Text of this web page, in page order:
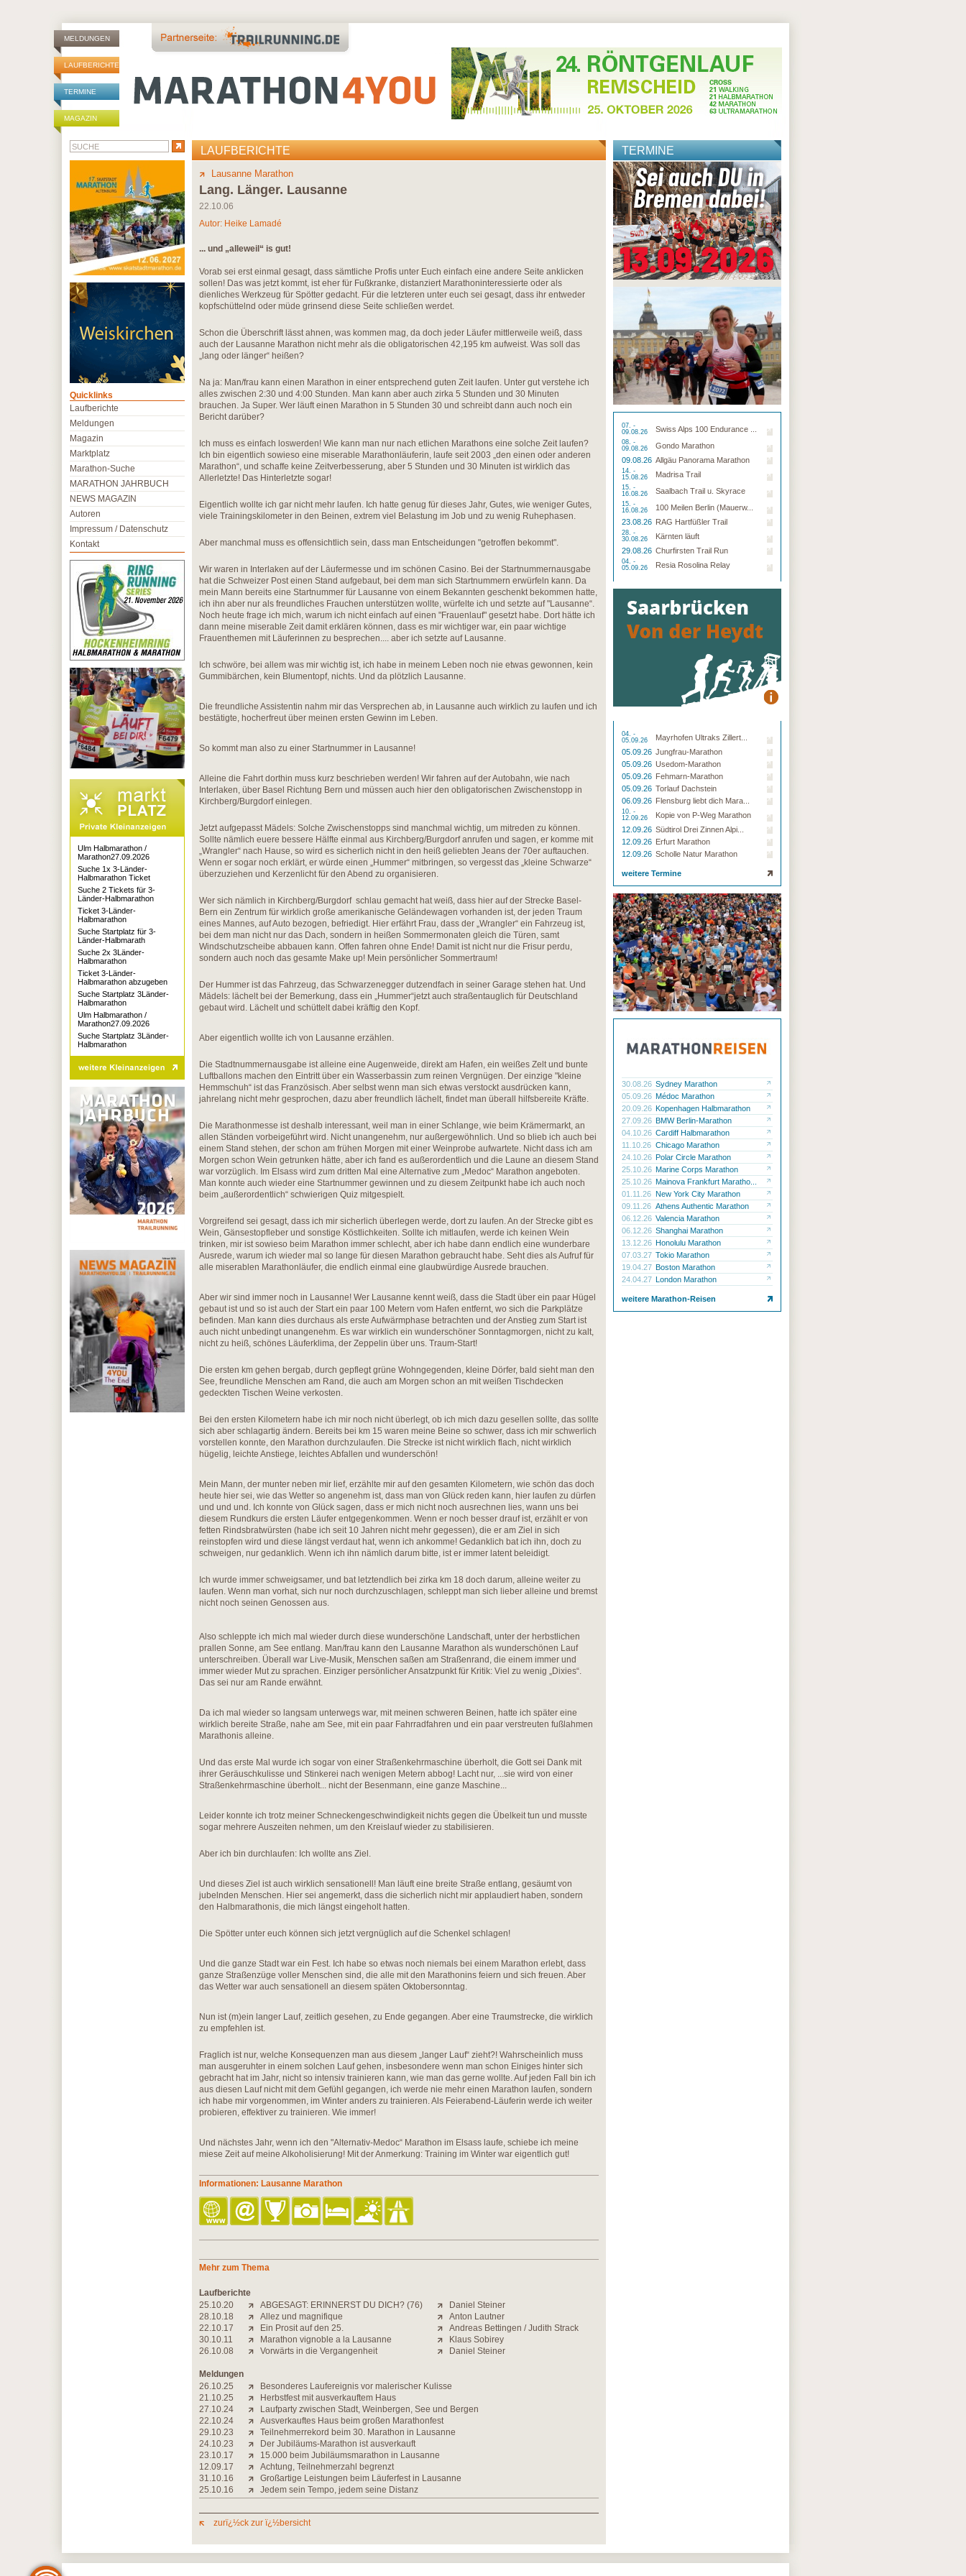
MELDUNGEN
LAUFBERICHTE
TERMINE
MAGAZIN
LAUFBERICHTE
Lausanne Marathon
Lang. Länger. Lausanne
22.10.06
Autor: Heike Lamadé
... und „alleweil“ is gut!
Vorab sei erst einmal gesagt, dass sämtliche Profis unter Euch einfach eine andere Seite anklicken
sollen! Das was jetzt kommt, ist eher für Fußkranke, distanziert Marathoninteressierte oder als
dienliches Werkzeug für Spötter gedacht. Für die letzteren unter euch sei gesagt, dass ihr entweder
kopfschüttelnd oder müde grinsend diese Seite schließen werdet.
Schon die Überschrift lässt ahnen, was kommen mag, da doch jeder Läufer mittlerweile weiß, dass
auch der Lausanne Marathon nicht mehr als die obligatorischen 42,195 km aufweist. Was soll das
„lang oder länger“ heißen?
Na ja: Man/frau kann einen Marathon in einer entsprechend guten Zeit laufen. Unter gut verstehe ich
alles zwischen 2:30 und 4:00 Stunden. Man kann aber auch zirka 5 Stunden und 30 Minuten
brauchen. Ja Super. Wer läuft einen Marathon in 5 Stunden 30 und schreibt dann auch noch ein
Bericht darüber?
Ich muss es einfach loswerden! Wie kann man nur nach etlichen Marathons eine solche Zeit laufen?
Ich bin eigentlich sowieso eine miserable Marathonläuferin, laufe seit 2003 „den einen oder anderen
Marathon“, und schaffe keine Zeitverbesserung, aber 5 Stunden und 30 Minuten ist wirklich das
Allerletzte! Das Hinterletzte sogar!
Eigentlich wollte ich gar nicht mehr laufen. Ich hatte genug für dieses Jahr, Gutes, wie weniger Gutes,
viele Trainingskilometer in den Beinen, extrem viel Belastung im Job und zu wenig Ruhephasen.
Aber manchmal muss es offensichtlich sein, dass man Entscheidungen "getroffen bekommt".
Wir waren in Interlaken auf der Läufermesse und im schönen Casino. Bei der Startnummernausgabe
hat die Schweizer Post einen Stand aufgebaut, bei dem man sich Startnummern erwürfeln kann. Da
mein Mann bereits eine Startnummer für Lausanne von einem Bekannten geschenkt bekommen hatte,
ich ihn aber nur als freundliches Frauchen unterstützen wollte, würfelte ich und setzte auf "Lausanne“.
Noch heute frage ich mich, warum ich nicht einfach auf einen "Frauenlauf" gesetzt habe. Dort hätte ich
dann meine miserable Zeit damit erklären können, dass es mir wichtiger war, ein paar wichtige
Frauenthemen mit Läuferinnen zu besprechen.... aber ich setzte auf Lausanne.
Ich schwöre, bei allem was mir wichtig ist, ich habe in meinem Leben noch nie etwas gewonnen, kein
Gummibärchen, kein Blumentopf, nichts. Und da plötzlich Lausanne.
Die freundliche Assistentin nahm mir das Versprechen ab, in Lausanne auch wirklich zu laufen und ich
bestätigte, hocherfreut über meinen ersten Gewinn im Leben.
So kommt man also zu einer Startnummer in Lausanne!
Alleine die Fahrt dorthin muss kurz beschrieben werden! Wir fahren auf der Autobahn, wie nach
Interlaken, über Basel Richtung Bern und müssen auch hier den obligatorischen Zwischenstopp in
Kirchberg/Burgdorf einlegen.
Jetzt aufgepasst Mädels: Solche Zwischenstopps sind manchmal wichtig, um mitreden zu können.
Sollte nämlich euere bessere Hälfte einmal aus Kirchberg/Burgdorf anrufen und sagen, er komme mit
„Wrangler“ nach Hause, so wird es sicherlich nicht in den heiß geliebten Jeans der 70er auftauchen.
Wenn er sogar noch erklärt, er würde einen „Hummer“ mitbringen, so vergesst das „kleine Schwarze“
überzuziehen und Kerzenlicht für den Abend zu organisieren.
Wer sich nämlich in Kirchberg/Burgdorf schlau gemacht hat weiß, dass hier auf der Strecke Basel-
Bern ein Zentrum für wirklich große amerikanische Geländewagen vorhanden ist, der jeden Traum
eines Mannes, auf Auto bezogen, befriedigt. Hier erfährt Frau, dass der „Wrangler“ ein Fahrzeug ist,
bei dem man nicht nur das Dach, sondern in heißen Sommermonaten gleich die Türen, samt
Windschutzscheibe abbauen kann. Offen fahren ohne Ende! Damit ist nicht nur die Frisur perdu,
sondern auch noch das gesamte Make up! Mein persönlicher Sommertraum!
Der Hummer ist das Fahrzeug, das Schwarzenegger dutzendfach in seiner Garage stehen hat. Und
Mädels: lächelt bei der Bemerkung, dass ein „Hummer“jetzt auch straßentauglich für Deutschland
gebaut wird. Lächelt und schüttelt dabei kräftig den Kopf.
Aber eigentlich wollte ich von Lausanne erzählen.
Die Stadtnummernausgabe ist alleine eine Augenweide, direkt am Hafen, ein weißes Zelt und bunte
Luftballons machen den Eintritt über ein Wasserbassin zum reinen Vergnügen. Der einzige "kleine
Hemmschuh“ ist das Französisch. Aber selbst wenn man sich etwas verstockt ausdrücken kann,
jahrelang nicht mehr gesprochen, dazu aber freundlich lächelt, findet man überall hilfsbereite Kräfte.
Die Marathonmesse ist deshalb interessant, weil man in einer Schlange, wie beim Krämermarkt, an
allen Ständen vorbeigeführt wird. Nicht unangenehm, nur außergewöhnlich. Und so blieb ich auch bei
einem Stand stehen, der schon am frühen Morgen mit einer Weinprobe aufwartete. Nicht dass ich am
Morgen schon Wein getrunken hätte, aber ich fand es außerordentlich und die Laune an diesem Stand
war vorzüglich. Im Elsass wird zum dritten Mal eine Alternative zum „Medoc“ Marathon angeboten.
Man konnte auch wieder eine Startnummer gewinnen und zu diesem Zeitpunkt habe ich auch noch
beim „außerordentlich“ schwierigen Quiz mitgespielt.
Vorgreifend sei gesagt, dass ich mir sicherlich überlegen werde, dort zu laufen. An der Strecke gibt es
Wein, Gänsestopfleber und sonstige Köstlichkeiten. Sollte ich mitlaufen, werde ich keinen Wein
trinken, mir ist sowieso beim Marathon immer schlecht, aber ich habe dann endlich eine wunderbare
Ausrede, warum ich wieder mal so lange für diesen Marathon gebraucht habe. Seht dies als Aufruf für
alle miserablen Marathonläufer, die endlich einmal eine glaubwürdige Ausrede brauchen.
Aber wir sind immer noch in Lausanne! Wer Lausanne kennt weiß, dass die Stadt über ein paar Hügel
gebaut ist und so ist auch der Start ein paar 100 Metern vom Hafen entfernt, wo sich die Parkplätze
befinden. Man kann dies durchaus als erste Aufwärmphase betrachten und der Anstieg zum Start ist
auch nicht unbedingt unangenehm. Es war wirklich ein wunderschöner Sonntagmorgen, nicht zu kalt,
nicht zu heiß, schönes Läuferklima, der Zeppelin über uns. Traum-Start!
Die ersten km gehen bergab, durch gepflegt grüne Wohngegenden, kleine Dörfer, bald sieht man den
See, freundliche Menschen am Rand, die auch am Morgen schon an mit weißen Tischdecken
gedeckten Tischen Weine verkosten.
Bei den ersten Kilometern habe ich mir noch nicht überlegt, ob ich mich dazu gesellen sollte, das sollte
sich aber schlagartig ändern. Bereits bei km 15 waren meine Beine so schwer, dass ich mir schwerlich
vorstellen konnte, den Marathon durchzulaufen. Die Strecke ist nicht wirklich flach, nicht wirklich
hügelig, leichte Anstiege, leichtes Abfallen und wunderschön!
Mein Mann, der munter neben mir lief, erzählte mir auf den gesamten Kilometern, wie schön das doch
heute hier sei, wie das Wetter so angenehm ist, dass man von Glück reden kann, hier laufen zu dürfen
und und und. Ich konnte von Glück sagen, dass er mich nicht noch ausrechnen lies, wann uns bei
diesem Rundkurs die ersten Läufer entgegenkommen. Wenn er noch besser drauf ist, erzählt er von
fetten Rindsbratwürsten (habe ich seit 10 Jahren nicht mehr gegessen), die er am Ziel in sich
reinstopfen wird und diese längst verdaut hat, wenn ich ankomme! Gedanklich bat ich ihn, doch zu
schweigen, nur gedanklich. Wenn ich ihn nämlich darum bitte, ist er immer latent beleidigt.
Ich wurde immer schweigsamer, und bat letztendlich bei zirka km 18 doch darum, alleine weiter zu
laufen. Wenn man vorhat, sich nur noch durchzuschlagen, schleppt man sich lieber alleine und bremst
nicht noch seinen Genossen aus.
Also schleppte ich mich mal wieder durch diese wunderschöne Landschaft, unter der herbstlichen
prallen Sonne, am See entlang. Man/frau kann den Lausanne Marathon als wunderschönen Lauf
unterschreiben. Überall war Live-Musik, Menschen saßen am Straßenrand, die einem immer und
immer wieder Mut zu sprachen. Einziger persönlicher Ansatzpunkt für Kritik: Viel zu wenig „Dixies“.
Das sei nur am Rande erwähnt.
Da ich mal wieder so langsam unterwegs war, mit meinen schweren Beinen, hatte ich später eine
wirklich bereite Straße, nahe am See, mit ein paar Fahrradfahren und ein paar verstreuten fußlahmen
Marathonis alleine.
Und das erste Mal wurde ich sogar von einer Straßenkehrmaschine überholt, die Gott sei Dank mit
ihrer Geräuschkulisse und Stinkerei nach wenigen Metern abbog! Lacht nur, ...sie wird von einer
Straßenkehrmaschine überholt... nicht der Besenmann, eine ganze Maschine...
Leider konnte ich trotz meiner Schneckengeschwindigkeit nichts gegen die Übelkeit tun und musste
sogar mehrere Auszeiten nehmen, um den Kreislauf wieder zu stabilisieren.
Aber ich bin durchlaufen: Ich wollte ans Ziel.
Und dieses Ziel ist auch wirklich sensationell! Man läuft eine breite Straße entlang, gesäumt von
jubelnden Menschen. Hier sei angemerkt, dass die sicherlich nicht mir applaudiert haben, sondern
den Halbmarathonis, die mich längst eingeholt hatten.
Die Spötter unter euch können sich jetzt vergnüglich auf die Schenkel schlagen!
Und die ganze Stadt war ein Fest. Ich habe so etwas noch niemals bei einem Marathon erlebt, dass
ganze Straßenzüge voller Menschen sind, die alle mit den Marathonins feiern und sich freuen. Aber
das Wetter war auch sensationell an diesem späten Oktobersonntag.
Nun ist (m)ein langer Lauf, zeitlich gesehen, zu Ende gegangen. Aber eine Traumstrecke, die wirklich
zu empfehlen ist.
Fraglich ist nur, welche Konsequenzen man aus diesem „langer Lauf“ zieht?! Wahrscheinlich muss
man ausgeruhter in einem solchen Lauf gehen, insbesondere wenn man schon Einiges hinter sich
gebracht hat im Jahr, nicht so intensiv trainieren kann, wie man das gerne wollte. Auf jeden Fall bin ich
aus diesen Lauf nicht mit dem Gefühl gegangen, ich werde nie mehr einen Marathon laufen, sondern
ich habe mir vorgenommen, im Winter anders zu trainieren. Als Feierabend-Läuferin werde ich weiter
probieren, effektiver zu trainieren. Wie immer!
Und nächstes Jahr, wenn ich den "Alternativ-Medoc“ Marathon im Elsass laufe, schiebe ich meine
miese Zeit auf meine Alkoholisierung! Mit der Anmerkung: Training im Winter war eigentlich gut!
Informationen: Lausanne Marathon
Mehr zum Thema
Laufberichte
25.10.20
ABGESAGT: ERINNERST DU DICH? (76)
Daniel Steiner
28.10.18
Allez und magnifique
Anton Lautner
22.10.17
Ein Prosit auf den 25.
Andreas Bettingen / Judith Strack
30.10.11
Marathon vignoble a la Lausanne
Klaus Sobirey
26.10.08
Vorwärts in die Vergangenheit Daniel Steiner
Meldungen
26.10.25
Besonderes Laufereignis vor malerischer Kulisse
21.10.25
Herbstfest mit ausverkauftem Haus
27.10.24
Laufparty zwischen Stadt, Weinbergen, See und Bergen
22.10.24
Ausverkauftes Haus beim großen Marathonfest
29.10.23
Teilnehmerrekord beim 30. Marathon in Lausanne
24.10.23
Der Jubiläums-Marathon ist ausverkauft
23.10.17
15.000 beim Jubiläumsmarathon in Lausanne
12.09.17
Achtung, Teilnehmerzahl begrenzt
31.10.16
Großartige Leistungen beim Läuferfest in Lausanne
25.10.16
Jedem sein Tempo, jedem seine Distanz
zurï¿½ck zur ï¿½bersicht
TERMINE
07. -
09.08.26
Swiss Alps 100 Endurance ...
08. -
09.08.26
Gondo Marathon
09.08.26 Allgäu Panorama Marathon
14. -
15.08.26
Madrisa Trail
15. -
16.08.26
Saalbach Trail u. Skyrace
15. -
16.08.26
100 Meilen Berlin (Mauerw...
23.08.26 RAG Hartfüßler Trail
28. -
30.08.26
Kärnten läuft
29.08.26 Churfirsten Trail Run
04. -
05.09.26
Resia Rosolina Relay
04. -
05.09.26
Mayrhofen Ultraks Zillert...
05.09.26 Jungfrau-Marathon
05.09.26 Usedom-Marathon
05.09.26 Fehmarn-Marathon
05.09.26 Torlauf Dachstein
06.09.26 Flensburg liebt dich Mara...
10. -
12.09.26
Kopie von P-Weg Marathon
12.09.26 Südtirol Drei Zinnen Alpi...
12.09.26 Erfurt Marathon
12.09.26 Scholle Natur Marathon
weitere Termine
30.08.26 Sydney Marathon
05.09.26 Médoc Marathon
20.09.26 Kopenhagen Halbmarathon
27.09.26 BMW Berlin-Marathon
04.10.26 Cardiff Halbmarathon
11.10.26 Chicago Marathon
24.10.26 Polar Circle Marathon
25.10.26 Marine Corps Marathon
25.10.26 Mainova Frankfurt Maratho...
01.11.26 New York City Marathon
09.11.26 Athens Authentic Marathon
06.12.26 Valencia Marathon
06.12.26 Shanghai Marathon
13.12.26 Honolulu Marathon
07.03.27 Tokio Marathon
19.04.27 Boston Marathon
24.04.27 London Marathon
weitere Marathon-Reisen
Quicklinks
Laufberichte
Meldungen
Magazin
Marktplatz
Marathon-Suche
MARATHON JAHRBUCH
NEWS MAGAZIN
Autoren
Impressum / Datenschutz
Kontakt
Ulm Halbmarathon /
Marathon27.09.2026
Suche 1x 3-Länder-
Halbmarathon Ticket
Suche 2 Tickets für 3-
Länder-Halbmarathon
Ticket 3-Länder-
Halbmarathon
Suche Startplatz für 3-
Länder-Halbmarath
Suche 2x 3Länder-
Halbmarathon
Ticket 3-Länder-
Halbmarathon abzugeben
Suche Startplatz 3Länder-
Halbmarathon
Ulm Halbmarathon /
Marathon27.09.2026
Suche Startplatz 3Länder-
Halbmarathon